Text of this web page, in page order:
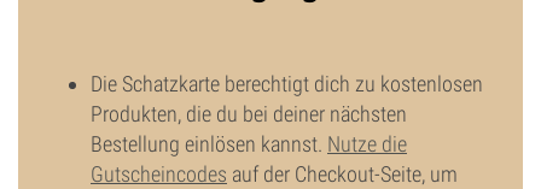
Die Schatzkarte berechtigt dich zu kostenlosen
Produkten, die du bei deiner nächsten
Bestellung einlösen kannst. Nutze die
Gutscheincodes auf der Checkout-Seite, um